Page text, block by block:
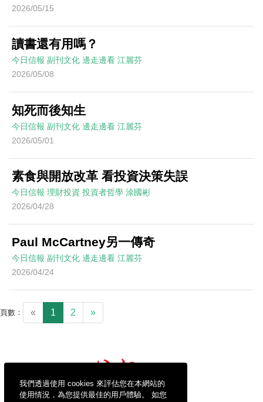
我們透過使用 cookies 來評估您在本網站的
使用情況，為您提供最佳的用戶體驗。 如您
2026/05/15
讀書還有用嗎？
今日信報 副刊文化 邊走邊看 江麗芬
2026/05/08
知死而後知生
今日信報 副刊文化 邊走邊看 江麗芬
2026/05/01
素食與開放改革 看投資決策失誤
今日信報 理財投資 投資者哲學 涂國彬
2026/04/28
Paul McCartney另一傳奇
今日信報 副刊文化 邊走邊看 江麗芬
2026/04/24
頁數： « 1 2 »